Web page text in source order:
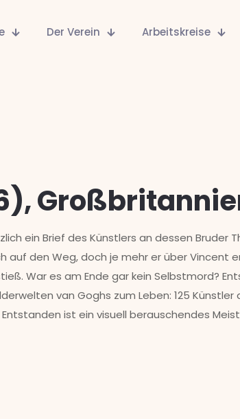
Der Verein Arbeitskreise
ein Brief des Künstlers an dessen Bruder
auf den Weg, doch je mehr er über
War es am Ende gar kein Selbstmord?
van Goghs zum Leben: 125
ist ein visuell berauschendes